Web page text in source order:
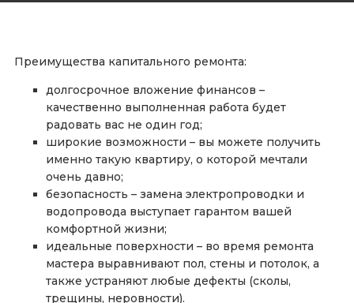
Преимущества капитального ремонта:
долгосрочное вложение финансов –
качественно выполненная работа будет
радовать вас не один год;
широкие возможности – вы можете получить
именно такую квартиру, о которой мечтали
очень давно;
безопасность – замена электропроводки и
водопровода выступает гарантом вашей
комфортной жизни;
идеальные поверхности – во время ремонта
мастера выравнивают пол, стены и потолок, а
также устраняют любые дефекты (сколы,
трещины, неровности).